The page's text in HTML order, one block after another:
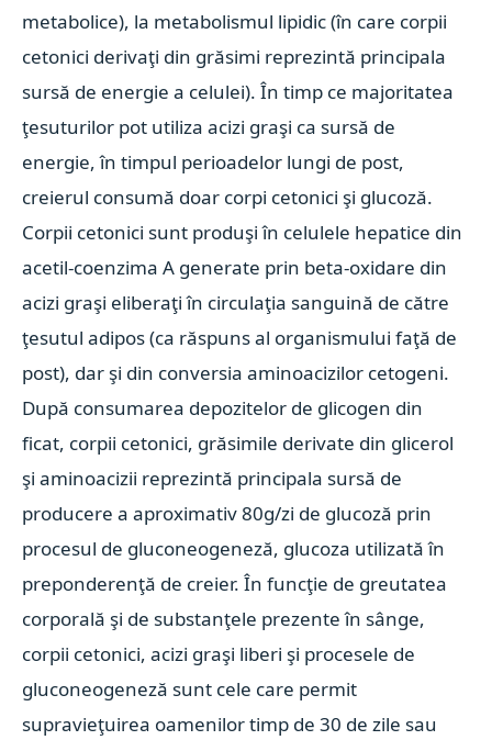
metabolice), la metabolismul lipidic (în care corpii
cetonici derivaţi din grăsimi reprezintă principala
sursă de energie a celulei). În timp ce majoritatea
ţesuturilor pot utiliza acizi graşi ca sursă de
energie, în timpul perioadelor lungi de post,
creierul consumă doar corpi cetonici şi glucoză.
Corpii cetonici sunt produşi în celulele hepatice din
acetil-coenzima A generate prin beta-oxidare din
acizi graşi eliberaţi în circulaţia sanguină de către
ţesutul adipos (ca răspuns al organismului faţă de
post), dar şi din conversia aminoacizilor cetogeni.
După consumarea depozitelor de glicogen din
ficat, corpii cetonici, grăsimile derivate din glicerol
şi aminoacizii reprezintă principala sursă de
producere a aproximativ 80g/zi de glucoză prin
procesul de gluconeogeneză, glucoza utilizată în
preponderenţă de creier. În funcţie de greutatea
corporală şi de substanţele prezente în sânge,
corpii cetonici, acizi graşi liberi şi procesele de
gluconeogeneză sunt cele care permit
supravieţuirea oamenilor timp de 30 de zile sau